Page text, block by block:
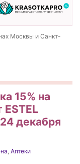
Москвы и Санкт-
15% на
декабря
, Аптеки